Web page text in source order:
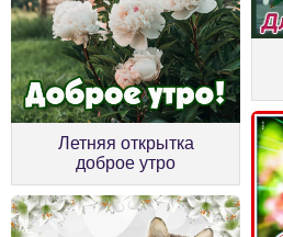
Летняя открытка
доброе утро